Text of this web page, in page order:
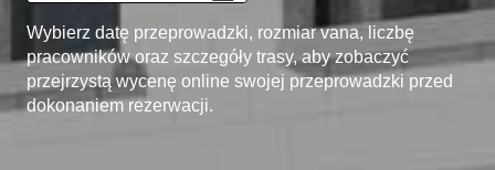
Wybierz datę przeprowadzki, rozmiar vana, liczbę
pracowników oraz szczegóły trasy, aby zobaczyć
przejrzystą wycenę online swojej przeprowadzki przed
dokonaniem rezerwacji.